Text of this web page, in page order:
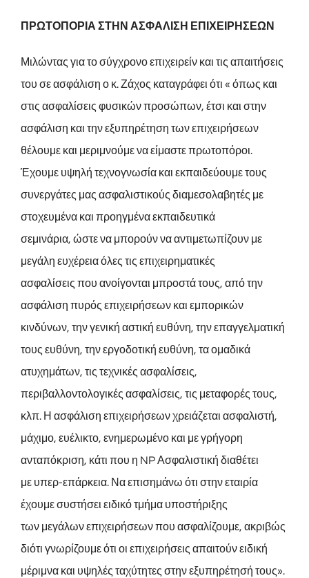
ΠΡΩΤΟΠΟΡΙΑ ΣΤΗΝ ΑΣΦΑΛΙΣΗ ΕΠΙΧΕΙΡΗΣΕΩΝ
Μιλώντας για το σύγχρονο επιχειρείν και τις απαιτήσεις
του σε ασφάλιση ο κ. Ζάχος καταγράφει ότι « όπως και
στις ασφαλίσεις φυσικών προσώπων, έτσι και στην
ασφάλιση και την εξυπηρέτηση των επιχειρήσεων
θέλουμε και μεριμνούμε να είμαστε πρωτοπόροι.
Έχουμε υψηλή τεχνογνωσία και εκπαιδεύουμε τους
συνεργάτες μας ασφαλιστικούς διαμεσολαβητές με
στοχευμένα και προηγμένα εκπαιδευτικά
σεμινάρια, ώστε να μπορούν να αντιμετωπίζουν με
μεγάλη ευχέρεια όλες τις επιχειρηματικές
ασφαλίσεις που ανοίγονται μπροστά τους, από την
ασφάλιση πυρός επιχειρήσεων και εμπορικών
κινδύνων, την γενική αστική ευθύνη, την επαγγελματική
τους ευθύνη, την εργοδοτική ευθύνη, τα ομαδικά
ατυχημάτων, τις τεχνικές ασφαλίσεις,
περιβαλλοντολογικές ασφαλίσεις, τις μεταφορές τους,
κλπ. Η ασφάλιση επιχειρήσεων χρειάζεται ασφαλιστή,
μάχιμο, ευέλικτο, ενημερωμένο και με γρήγορη
ανταπόκριση, κάτι που η NP Ασφαλιστική διαθέτει
με υπερ-επάρκεια. Να επισημάνω ότι στην εταιρία
έχουμε συστήσει ειδικό τμήμα υποστήριξης
των μεγάλων επιχειρήσεων που ασφαλίζουμε, ακριβώς
διότι γνωρίζουμε ότι οι επιχειρήσεις απαιτούν ειδική
μέριμνα και υψηλές ταχύτητες στην εξυπηρέτησή τους».